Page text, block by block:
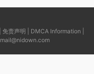
免责声明 DMCA Information
mail@nidown.com